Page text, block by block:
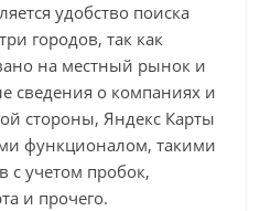
удобство поиска
городов, так как
на местный рынок и
сведения о компаниях и
стороны, Яндекс Карты
функционалом, такими
с учетом пробок,
и прочего.